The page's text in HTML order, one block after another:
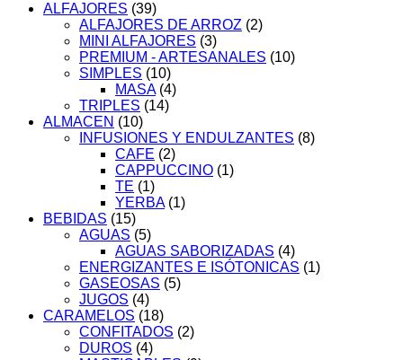
ALFAJORES (39)
ALFAJORES DE ARROZ (2)
MINI ALFAJORES (3)
PREMIUM - ARTESANALES (10)
SIMPLES (10)
MASA (4)
TRIPLES (14)
ALMACEN (10)
INFUSIONES Y ENDULZANTES (8)
CAFE (2)
CAPPUCCINO (1)
TE (1)
YERBA (1)
BEBIDAS (15)
AGUAS (5)
AGUAS SABORIZADAS (4)
ENERGIZANTES E ISÓTONICAS (1)
GASEOSAS (5)
JUGOS (4)
CARAMELOS (18)
CONFITADOS (2)
DUROS (4)